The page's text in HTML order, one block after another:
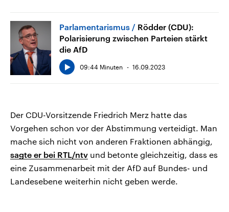
Parlamentarismus
Rödder (CDU):
Polarisierung zwischen Parteien stärkt
die AfD
09:44 Minuten 16.09.2023
Der CDU-Vorsitzende Friedrich Merz hatte das
Vorgehen schon vor der Abstimmung verteidigt. Man
mache sich nicht von anderen Fraktionen abhängig,
sagte er bei RTL/ntv und betonte gleichzeitig, dass es
eine Zusammenarbeit mit der AfD auf Bundes- und
Landesebene weiterhin nicht geben werde.